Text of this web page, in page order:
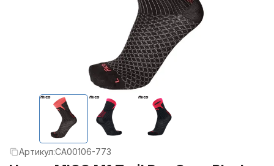
Артикул:CA00106-773